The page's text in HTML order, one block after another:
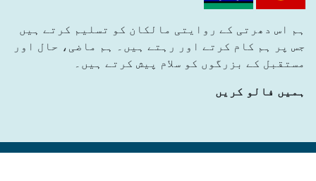
ہم اس دھرتی کے روایتی مالکان کو تسلیم کرتے ہیں
جس پر ہم کام کرتے اور رہتے ہیں۔ ہم ماضی، حال اور
مستقبل کے بزرگوں کو سلام پیش کرتے ہیں۔
ہمیں فالو کریں